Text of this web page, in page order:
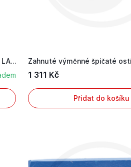
Výměnné ostří pravé provedení, 30 Z, LA = 40, ...
1 311 Kč
Přidat do košíku